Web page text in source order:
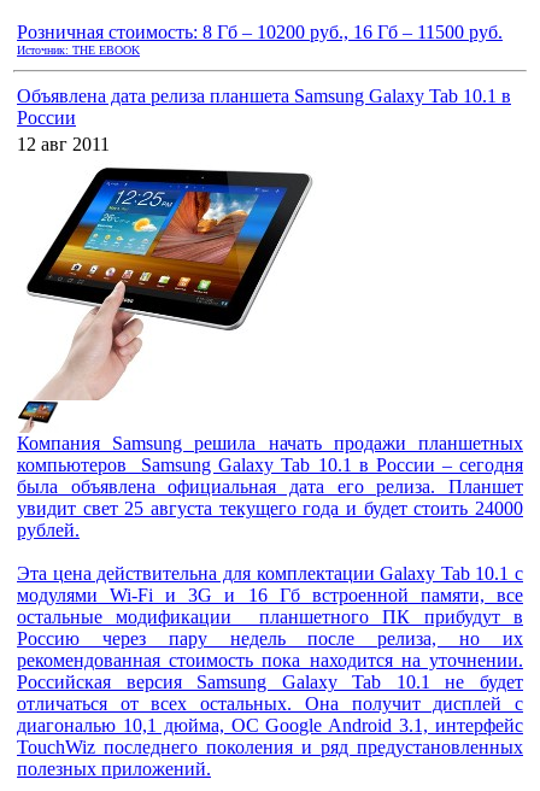
Розничная стоимость: 8 Гб – 10200 руб., 16 Гб – 11500 руб.
Источник: THE EBOOK
Объявлена дата релиза планшета Samsung Galaxy Tab 10.1 в
России
12 авг 2011
Компания Samsung решила начать продажи планшетных
компьютеров Samsung Galaxy Tab 10.1 в России – сегодня
была объявлена официальная дата его релиза. Планшет
увидит свет 25 августа текущего года и будет стоить 24000
рублей.
Эта цена действительна для комплектации Galaxy Tab 10.1 с
модулями Wi-Fi и 3G и 16 Гб встроенной памяти, все
остальные модификации планшетного ПК прибудут в
Россию через пару недель после релиза, но их
рекомендованная стоимость пока находится на уточнении.
Российская версия Samsung Galaxy Tab 10.1 не будет
отличаться от всех остальных. Она получит дисплей с
диагональю 10,1 дюйма, ОС Google Android 3.1, интерфейс
TouchWiz последнего поколения и ряд предустановленных
полезных приложений.